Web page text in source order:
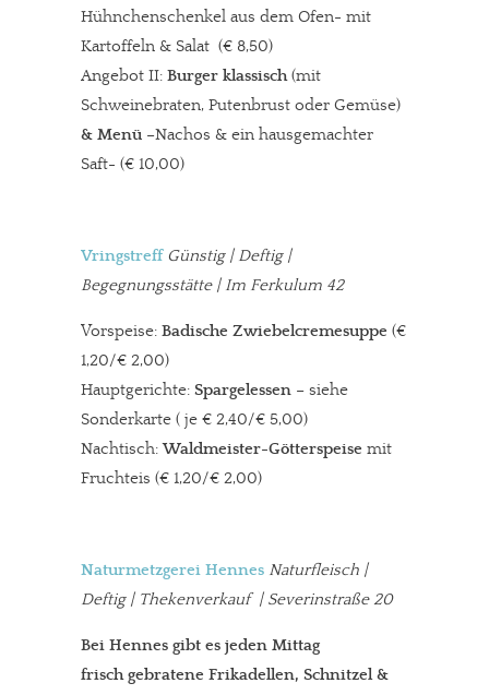
Hühnchenschenkel aus dem Ofen- mit
Kartoffeln & Salat (€ 8,50)
Angebot II: Burger klassisch(mit
Schweinebraten, Putenbrust oder Gemüse)
& Menü –Nachos & ein hausgemachter
Saft- (€ 10,00)
Vringstreff Günstig | Deftig |
Begegnungsstätte | Im Ferkulum 42
Vorspeise: Badische Zwiebelcremesuppe (€
1,20/€ 2,00)
Hauptgerichte: Spargelessen – siehe
Sonderkarte ( je € 2,40/€ 5,00)
Nachtisch:Waldmeister-Götterspeise mit
Fruchteis (€ 1,20/€ 2,00)
Naturmetzgerei Hennes Naturfleisch |
Deftig | Thekenverkauf | Severinstraße 20
Bei Hennes gibt es jeden Mittag
frisch gebratene Frikadellen, Schnitzel &